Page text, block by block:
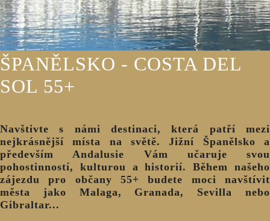
ŠPANĚLSKO - COSTA DEL
SOL 55+
Navštivte s námi destinaci, která patří mezi
nejkrásnější místa na světě. Jižní Španělsko a
především Andalusie Vám učaruje svou
pohostinností, kulturou a historií. Během našeho
zájezdu pro občany 55+ budete moci navštívit
města jako Malaga, Granada, Sevilla nebo
Gibraltar...